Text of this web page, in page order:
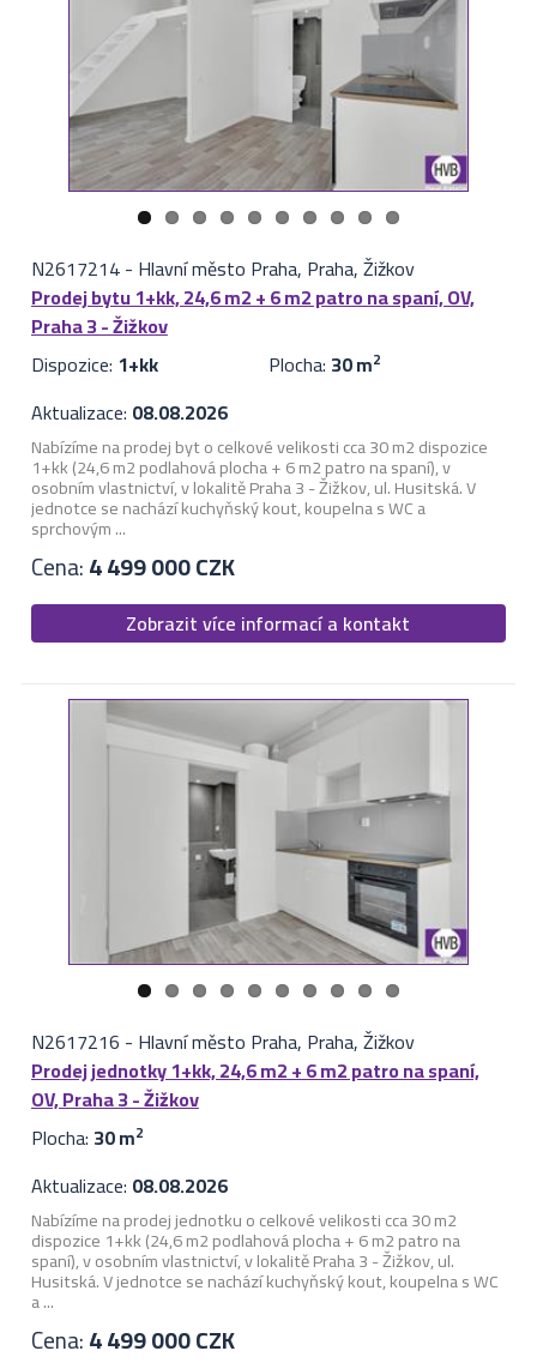
N2617214- Hlavní město Praha, Praha, Žižkov
Prodej bytu 1+kk, 24,6 m2 + 6 m2 patro na spaní, OV,
Praha 3 - Žižkov
Dispozice: 1+kk Plocha: 30 m2
Aktualizace: 08.08.2026
Nabízíme na prodej byt o celkové velikosti cca 30 m2 dispozice
1+kk (24,6 m2 podlahová plocha + 6 m2 patro na spaní), v
osobním vlastnictví, v lokalitě Praha 3 - Žižkov, ul. Husitská. V
jednotce se nachází kuchyňský kout, koupelna s WC a
sprchovým ...
Cena:4 499 000 CZK
Zobrazit více informací a kontakt
N2617216 - Hlavní město Praha, Praha, Žižkov
Prodej jednotky 1+kk, 24,6 m2 + 6 m2 patro na spaní,
OV, Praha 3 - Žižkov
Plocha: 30 m2
Aktualizace: 08.08.2026
Nabízíme na prodej jednotku o celkové velikosti cca 30 m2
dispozice 1+kk (24,6 m2 podlahová plocha + 6 m2 patro na
spaní), v osobním vlastnictví, v lokalitě Praha 3 - Žižkov, ul.
Husitská. V jednotce se nachází kuchyňský kout, koupelna s WC
a ...
Cena:4 499 000 CZK